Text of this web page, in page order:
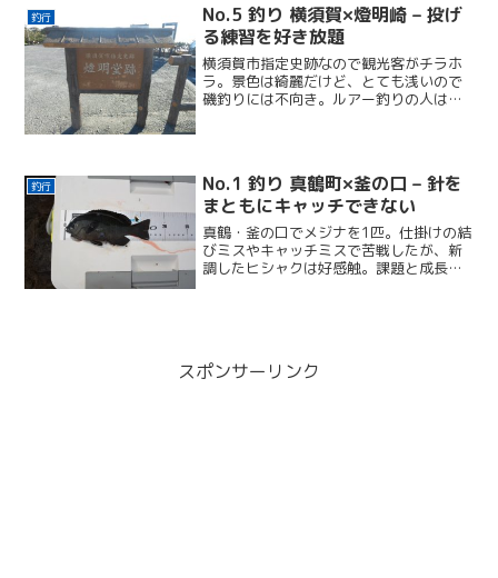
釣行
No.5 釣り 横須賀×燈明崎 – 投げ
る練習を好き放題
横須賀市指定史跡なので観光客がチラホ
ラ。景色は綺麗だけど、とても浅いので
磯釣りには不向き。ルアー釣りの人はチ
釣行
No.1 釣り 真鶴町×釜の口 – 針を
まともにキャッチできない
真鶴・釜の口でメジナを1匹。仕掛けの結
びミスやキャッチミスで苦戦したが、新
調したヒシャクは好感触。課題と成長を
スポンサーリンク